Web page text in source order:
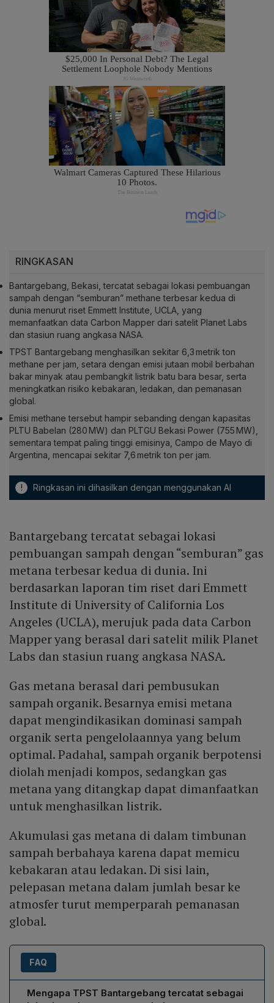
RINGKASAN
Bantargebang, Bekasi, tercatat sebagai lokasi pembuangan
sampah dengan “semburan” methane terbesar kedua di
dunia menurut riset Emmett Institute, UCLA, yang
memanfaatkan data Carbon Mapper dari satelit Planet Labs
dan stasiun ruang angkasa NASA.
TPST Bantargebang menghasilkan sekitar 6,3 metrik ton
methane per jam, setara dengan emisi jutaan mobil berbahan
bakar minyak atau pembangkit listrik batu bara besar, serta
meningkatkan risiko kebakaran, ledakan, dan pemanasan
global.
Emisi methane tersebut hampir sebanding dengan kapasitas
PLTU Babelan (280 MW) dan PLTGU Bekasi Power (755 MW),
sementara tempat paling tinggi emisinya, Campo de Mayo di
Argentina, mencapai sekitar 7,6 metrik ton per jam.
! Ringkasan ini dihasilkan dengan menggunakan AI
Bantargebang tercatat sebagai lokasi
pembuangan sampah dengan “semburan” gas
metana terbesar kedua di dunia. Ini
berdasarkan laporan tim riset dari Emmett
Institute di University of California Los
Angeles (UCLA), merujuk pada data Carbon
Mapper yang berasal dari satelit milik Planet
Labs dan stasiun ruang angkasa NASA.
Gas metana berasal dari pembusukan
sampah organik. Besarnya emisi metana
dapat mengindikasikan dominasi sampah
organik serta pengelolaannya yang belum
optimal. Padahal, sampah organik berpotensi
diolah menjadi kompos, sedangkan gas
metana yang ditangkap dapat dimanfaatkan
untuk menghasilkan listrik.
Akumulasi gas metana di dalam timbunan
sampah berbahaya karena dapat memicu
kebakaran atau ledakan. Di sisi lain,
pelepasan metana dalam jumlah besar ke
atmosfer turut memperparah pemanasan
global.
FAQ
Mengapa TPST Bantargebang tercatat sebagai